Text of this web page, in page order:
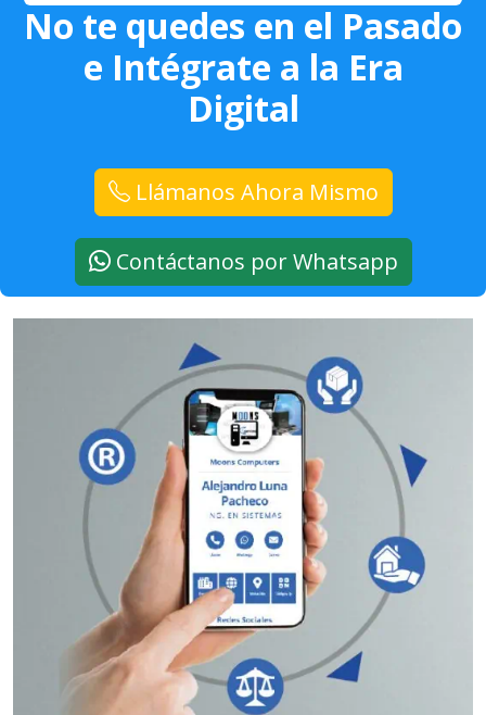
No te quedes en el Pasado
e Intégrate a la Era
Digital
Llámanos Ahora Mismo
Contáctanos por Whatsapp